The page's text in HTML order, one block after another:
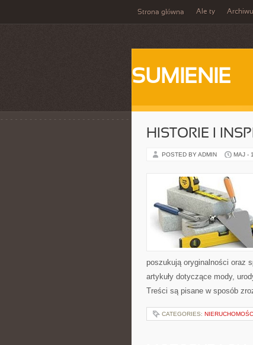
Strona główna Ale ty
SUMIENIE
HISTORIE I
POSTED BY ADMIN MAJ -
poszukują oryginalności oraz
artykuły dotyczące mody,
Treści są pisane w sposób
CATEGORIES: